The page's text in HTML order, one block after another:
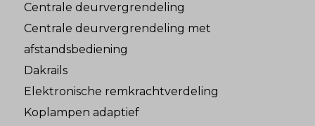
Centrale deurvergrendeling
Centrale deurvergrendeling met
afstandsbediening
Dakrails
Elektronische remkrachtverdeling
Koplampen adaptief